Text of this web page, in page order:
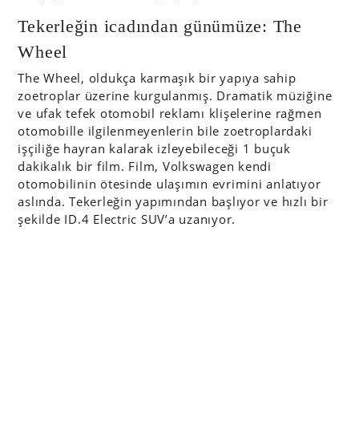
Tekerleğin icadından günümüze: The
Wheel
The Wheel, oldukça karmaşık bir yapıya sahip
zoetroplar üzerine kurgulanmış. Dramatik müziğine
ve ufak tefek otomobil reklamı klişelerine rağmen
otomobille ilgilenmeyenlerin bile zoetroplardaki
işçiliğe hayran kalarak izleyebileceği 1 buçuk
dakikalık bir film. Film, Volkswagen kendi
otomobilinin ötesinde ulaşımın evrimini anlatıyor
aslında. Tekerleğin yapımından başlıyor ve hızlı bir
şekilde ID.4 Electric SUV’a uzanıyor.